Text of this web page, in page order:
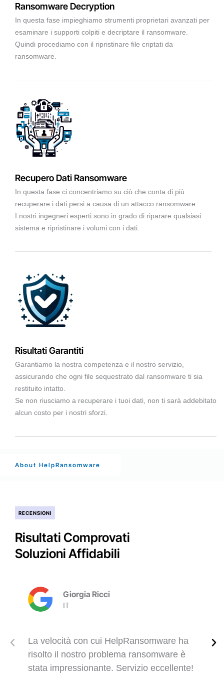
Ransomware Decryption
In questa fase impieghiamo strumenti proprietari avanzati per
esaminare i supporti colpiti e decriptare il ransomware.
Quindi procediamo con il ripristinare file criptati da
ransomware.
Recupero Dati Ransomware
In questa fase ci concentriamo su ciò che conta di più:
recuperare i dati persi a causa di un attacco ransomware.
I nostri ingegneri esperti sono in grado di riparare qualsiasi
sistema e ripristinare i volumi con i dati.
Risultati Garantiti
Garantiamo la nostra competenza e il nostro servizio,
assicurando che ogni file sequestrato dal ransomware ti sia
restituito intatto.
Se non riusciamo a recuperare i tuoi dati, non ti sarà addebitato
alcun costo per i nostri sforzi.
About HelpRansomware
RECENSIONI
Risultati Comprovati
Soluzioni Affidabili
La velocità con cui HelpRansomware ha
risolto il nostro problema ransomware è
stata impressionante. Servizio eccellente!
Giorgia Ricci
IT